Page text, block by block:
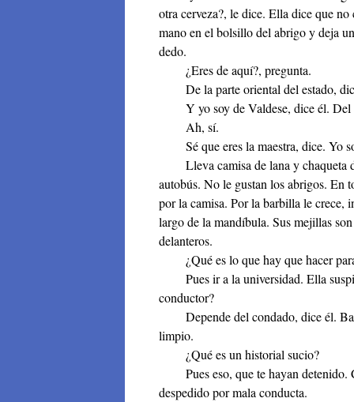
otra cerveza?, le dice. Ella dice que
mano en el bolsillo del abrigo y deja
dedo.
¿Eres de aquí?, pregunta.
De la parte oriental del estado,
Y yo soy de Valdese, dice él. Del
Ah, sí.
Sé que eres la maestra, dice. Yo
Lleva camisa de lana y chaqueta
autobús. No le gustan los abrigos. En
por la camisa. Por la barbilla le crece,
largo de la mandíbula. Sus mejillas
delanteros.
¿Qué es lo que hay que hacer
Pues ir a la universidad. Ella
conductor?
Depende del condado, dice él.
limpio.
¿Qué es un historial sucio?
Pues eso, que te hayan detenido.
despedido por mala conducta.